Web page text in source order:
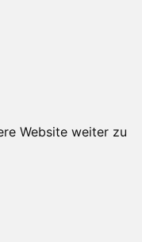
Website weiter zu